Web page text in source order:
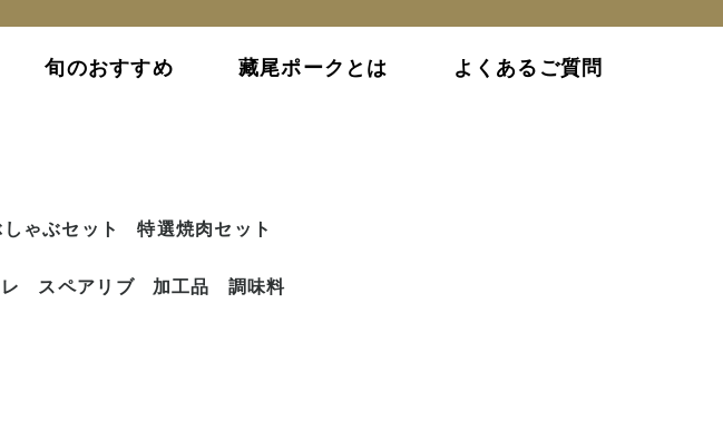
旬のおすすめ 藏尾ポークとは よくあるご質問
しゃぶセット 特選焼肉セット
スペアリブ 加工品 調味料